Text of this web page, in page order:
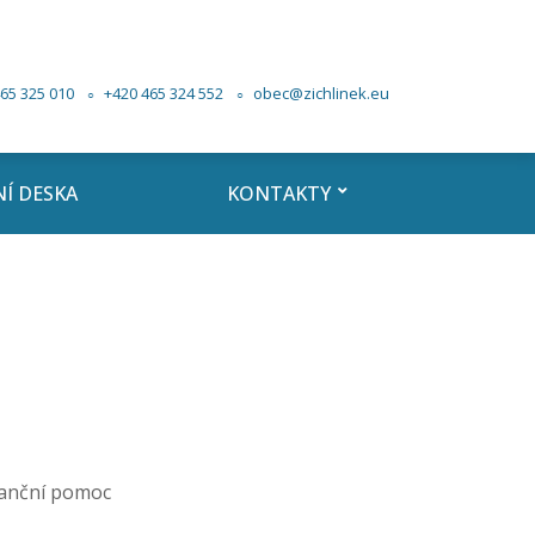
325 010 +420 465 324 552 obec@zichlinek.eu
DESKA KONTAKTY
pomoc